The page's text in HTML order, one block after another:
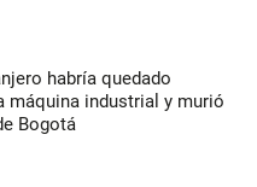
habría quedado
máquina industrial y murió
Bogotá